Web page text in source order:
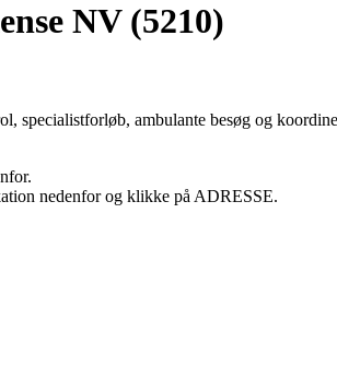
NV (5210)
specialistforløb, ambulante besøg og
nedenfor og klikke på ADRESSE.